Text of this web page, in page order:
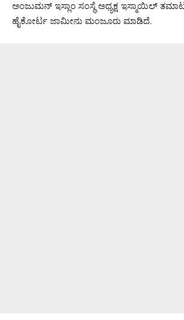
ಅಂಜುಮನ್ ಇಸ್ಲಾಂ ಸಂಸ್ಥೆ ಅಧ್ಯಕ್ಷ ಇಸ್ಮಾಯಿಲ್
ಹೈಕೋರ್ಟ ಜಾಮೀನು ಮಂಜೂರು ಮಾಡಿದೆ.